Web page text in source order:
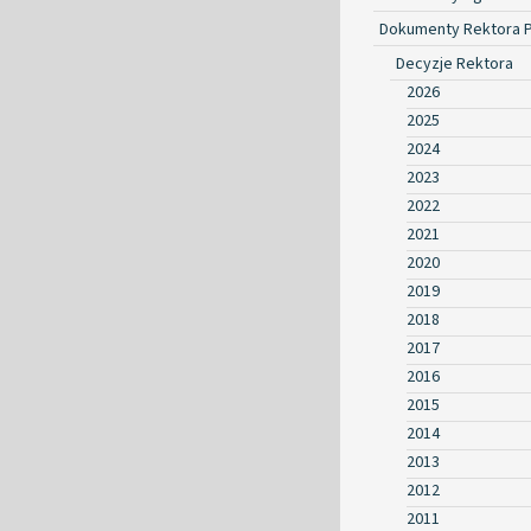
Dokumenty Rektora
Decyzje Rektora
2026
2025
2024
2023
2022
2021
2020
2019
2018
2017
2016
2015
2014
2013
2012
2011